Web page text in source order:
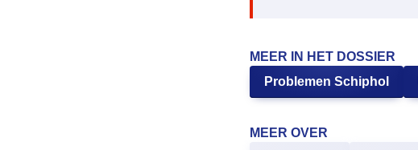
MEER IN HET DOSSIER
Problemen Schiphol
MEER OVER